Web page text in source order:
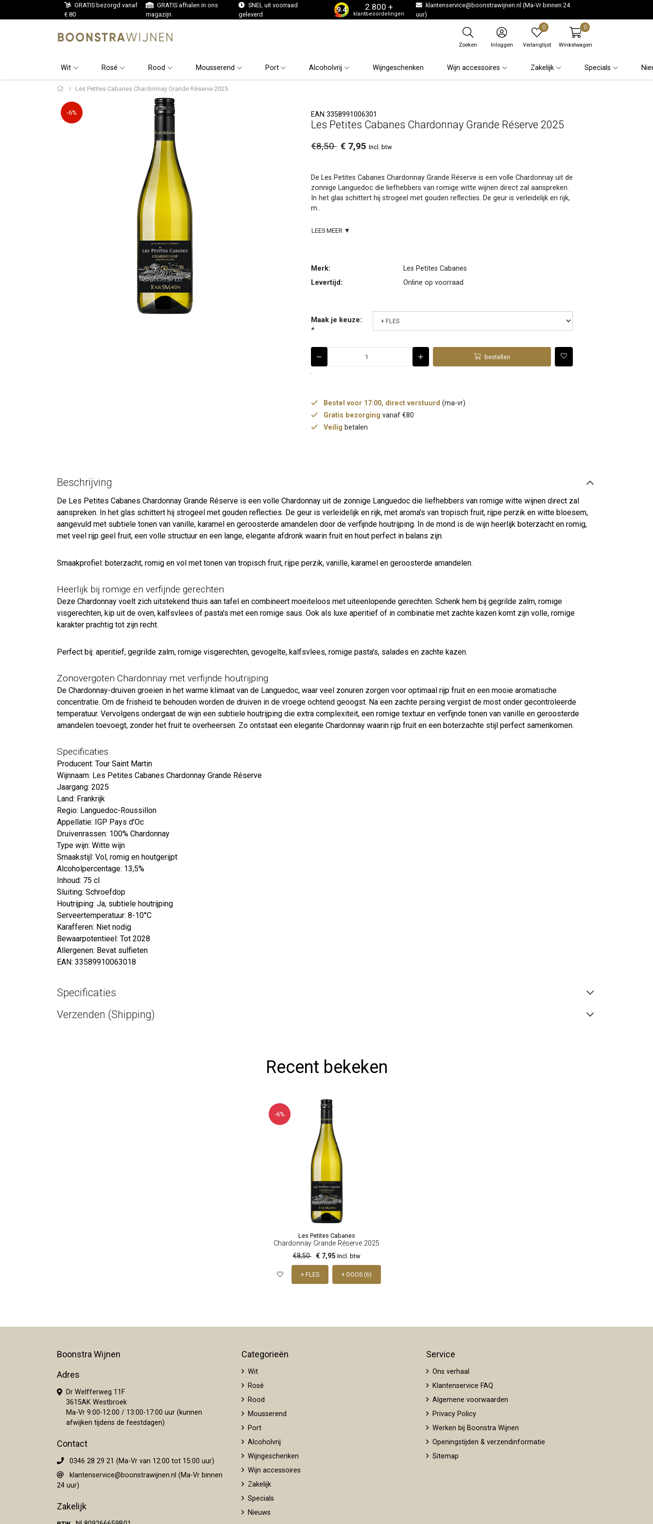
GRATIS bezorgd vanaf
€ 80
GRATIS afhalen in ons
magazijn
SNEL uit voorraad
geleverd
9.4 2.800 +
klantbeoordelingen
klantenservice@boonstrawijnen.nl (Ma-Vr binnen 24
uur)
Zoeken Inloggen
0
Verlanglijst
0
Winkelwagen
Wit Rosé Rood Mousserend Port Alcoholvrij Wijngeschenken Wijn accessoires Zakelijk Specials
Les Petites Cabanes Chardonnay Grande Réserve 2025
-6% EAN 3358991006301
Les Petites Cabanes Chardonnay Grande Réserve 2025
€8,50 € 7,95 Incl. btw
De Les Petites Cabanes Chardonnay Grande Réserve is een volle Chardonnay uit de
zonnige Languedoc die liefhebbers van romige witte wijnen direct zal aanspreken.
In het glas schittert hij strogeel met gouden reflecties. De geur is verleidelijk en rijk,
m..
LEES MEER ▼
Merk:
Les Petites Cabanes
Levertijd:
Online op voorraad
Maak je keuze:
*
bestellen
.
Bestel voor 17:00, direct verstuurd (ma-vr)
Gratis bezorging vanaf €80
Veilig betalen
Beschrijving
De Les Petites Cabanes Chardonnay Grande Réserve is een volle Chardonnay uit de zonnige Languedoc die liefhebbers van romige witte wijnen direct zal
aanspreken. In het glas schittert hij strogeel met gouden reflecties. De geur is verleidelijk en rijk, met aroma's van tropisch fruit, rijpe perzik en witte bloesem,
aangevuld met subtiele tonen van vanille, karamel en geroosterde amandelen door de verfijnde houtrijping. In de mond is de wijn heerlijk boterzacht en romig,
met veel rijp geel fruit, een volle structuur en een lange, elegante afdronk waarin fruit en hout perfect in balans zijn.
Smaakprofiel: boterzacht, romig en vol met tonen van tropisch fruit, rijpe perzik, vanille, karamel en geroosterde amandelen.
Heerlijk bij romige en verfijnde gerechten
Deze Chardonnay voelt zich uitstekend thuis aan tafel en combineert moeiteloos met uiteenlopende gerechten. Schenk hem bij gegrilde zalm, romige
visgerechten, kip uit de oven, kalfsvlees of pasta's met een romige saus. Ook als luxe aperitief of in combinatie met zachte kazen komt zijn volle, romige
karakter prachtig tot zijn recht.
Perfect bij: aperitief, gegrilde zalm, romige visgerechten, gevogelte, kalfsvlees, romige pasta's, salades en zachte kazen.
Zonovergoten Chardonnay met verfijnde houtrijping
De Chardonnay-druiven groeien in het warme klimaat van de Languedoc, waar veel zonuren zorgen voor optimaal rijp fruit en een mooie aromatische
concentratie. Om de frisheid te behouden worden de druiven in de vroege ochtend geoogst. Na een zachte persing vergist de most onder gecontroleerde
temperatuur. Vervolgens ondergaat de wijn een subtiele houtrijping die extra complexiteit, een romige textuur en verfijnde tonen van vanille en geroosterde
amandelen toevoegt, zonder het fruit te overheersen. Zo ontstaat een elegante Chardonnay waarin rijp fruit en een boterzachte stijl perfect samenkomen.
Specificaties
Producent: Tour Saint Martin
Wijnnaam: Les Petites Cabanes Chardonnay Grande Réserve
Jaargang: 2025
Land: Frankrijk
Regio: Languedoc-Roussillon
Appellatie: IGP Pays d'Oc
Druivenrassen: 100% Chardonnay
Type wijn: Witte wijn
Smaakstijl: Vol, romig en houtgerijpt
Alcoholpercentage: 13,5%
Inhoud: 75 cl
Sluiting: Schroefdop
Houtrijping: Ja, subtiele houtrijping
Serveertemperatuur: 8-10°C
Karafferen: Niet nodig
Bewaarpotentieel: Tot 2028
Allergenen: Bevat sulfieten
EAN: 33589910063018
Specificaties
Verzenden (Shipping)
Recent bekeken
-6%
Les Petites Cabanes
Chardonnay Grande Réserve 2025
€8,50 € 7,95 Incl. btw
+ FLES + DOOS (6)
Boonstra Wijnen
Adres
Dr Welfferweg 11F
3615AK Westbroek
Ma-Vr 9:00-12:00 / 13:00-17:00 uur (kunnen
afwijken tijdens de feestdagen)
Contact
0346 28 29 21 (Ma-Vr van 12:00 tot 15:00 uur)
klantenservice@boonstrawijnen.nl (Ma-Vr binnen
24 uur)
Zakelijk
Categorieën
Wit
Rosé
Rood
Mousserend
Port
Alcoholvrij
Wijngeschenken
Wijn accessoires
Zakelijk
Specials
Nieuws
Service
Ons verhaal
Klantenservice FAQ
Algemene voorwaarden
Privacy Policy
Werken bij Boonstra Wijnen
Openingstijden & verzendinformatie
Sitemap